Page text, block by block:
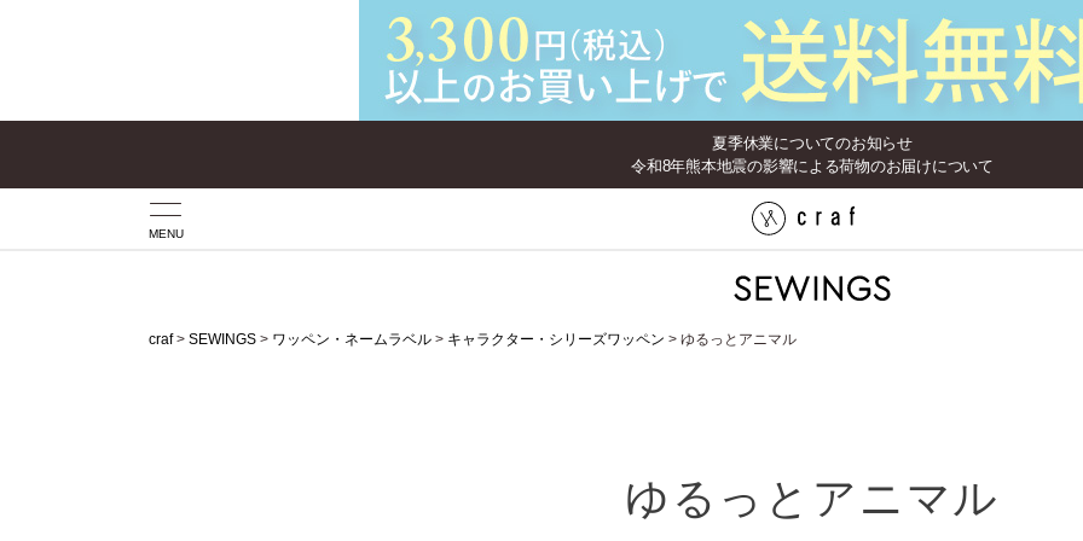
夏季休業についてのお知らせ
令和8年熊本地震の影響による荷物のお届けについて
MENU
craf SEWINGS ワッペン・ネームラベル キャラクター・シリーズワッペン ゆるっとアニマル
ゆるっとアニマル